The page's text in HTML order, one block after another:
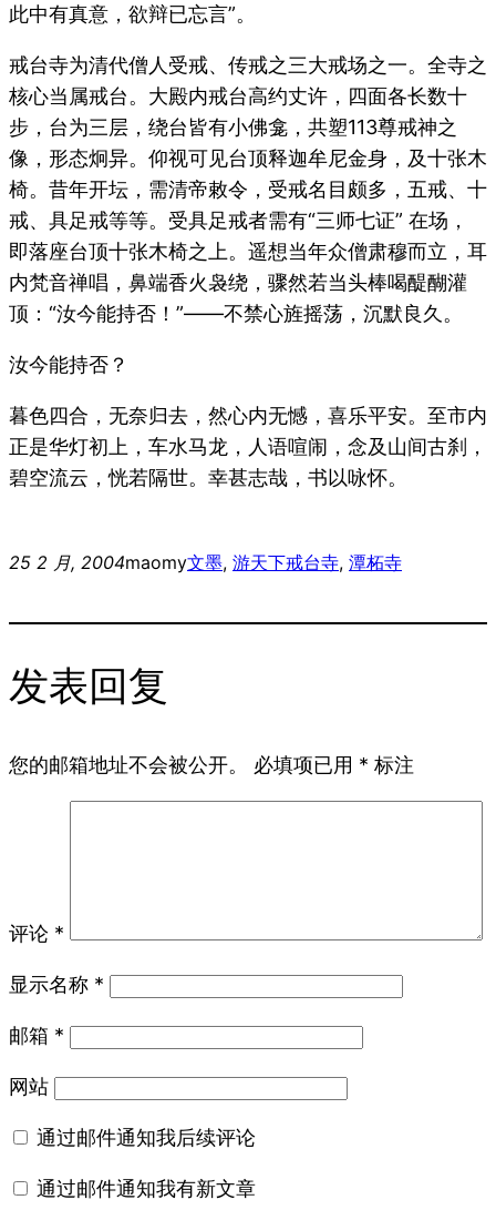
此中有真意，欲辩已忘言”。
戒台寺为清代僧人受戒、传戒之三大戒场之一。全寺之
核心当属戒台。大殿内戒台高约丈许，四面各长数十
步，台为三层，绕台皆有小佛龛，共塑113尊戒神之
像，形态炯异。仰视可见台顶释迦牟尼金身，及十张木
椅。昔年开坛，需清帝敕令，受戒名目颇多，五戒、十
戒、具足戒等等。受具足戒者需有“三师七证” 在场，
即落座台顶十张木椅之上。遥想当年众僧肃穆而立，耳
内梵音禅唱，鼻端香火袅绕，骤然若当头棒喝醍醐灌
顶：“汝今能持否！”——不禁心旌摇荡，沉默良久。
汝今能持否？
暮色四合，无奈归去，然心内无憾，喜乐平安。至市内
正是华灯初上，车水马龙，人语喧闹，念及山间古刹，
碧空流云，恍若隔世。幸甚志哉，书以咏怀。
25 2 月, 2004maomy文墨, 游天下戒台寺, 潭柘寺
发表回复
您的邮箱地址不会被公开。 必填项已用 * 标注
评论 *
显示名称 *
邮箱 *
网站
通过邮件通知我后续评论
通过邮件通知我有新文章